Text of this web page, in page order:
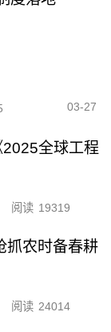
03-27
全球工程
阅读 19319
抓农时备春耕
阅读 24014